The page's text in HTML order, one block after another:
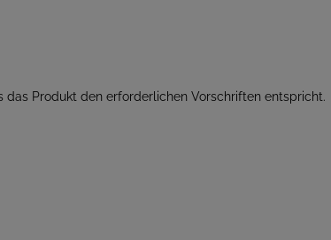
Produkt den erforderlichen Vorschriften entspricht.